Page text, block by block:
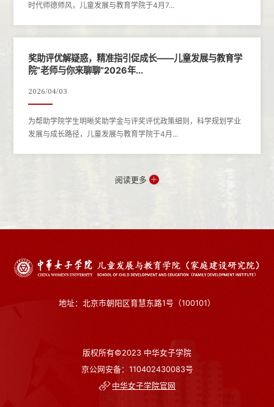
时代师德师风，儿童发展与教育学院于4月7...
奖助评优解疑惑，精准指引促成长——儿童发展与教育学
院“老师与你来聊聊”2026年...
2026/04/03
为帮助学院学生明晰奖助学金与评奖评优政策细则，科学规划学业
发展与成长路径，儿童发展与教育学院于4月...
阅读更多
地址：北京市朝阳区育慧东路1号（100101）
版权所有©2023 中华女子学院
京公网安备：110402430083号
中华女子学院官网